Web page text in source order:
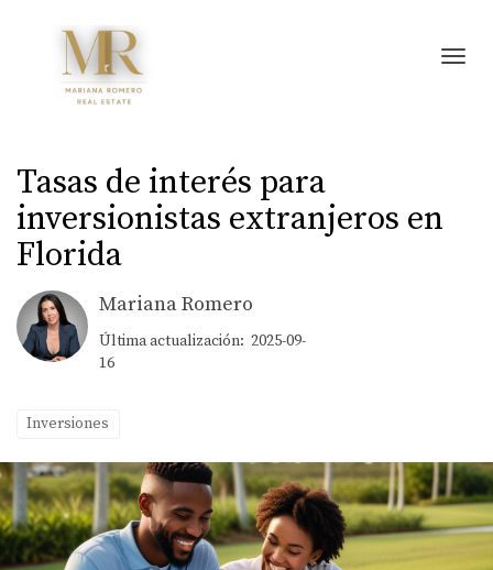
Tasas de interés para
inversionistas extranjeros en
Florida
Mariana Romero
Última actualización: 2025-09-
16
Inversiones